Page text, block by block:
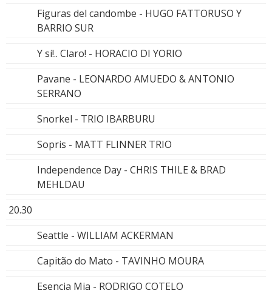
Figuras del candombe - HUGO FATTORUSO Y
BARRIO SUR
Y si!.. Claro! - HORACIO DI YORIO
Pavane - LEONARDO AMUEDO & ANTONIO
SERRANO
Snorkel - TRIO IBARBURU
Sopris - MATT FLINNER TRIO
Independence Day - CHRIS THILE & BRAD
MEHLDAU
20.30
Seattle - WILLIAM ACKERMAN
Capitão do Mato - TAVINHO MOURA
Esencia Mia - RODRIGO COTELO